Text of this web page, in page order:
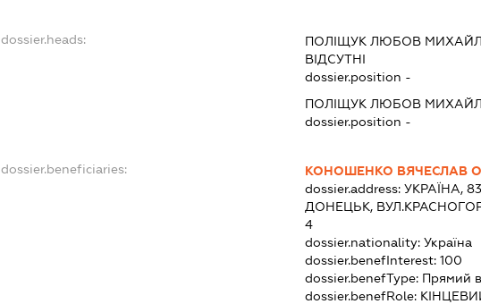
dossier.heads: ПОЛІЩУК ЛЮБОВ
ВІДСУТНІ
dossier.position -
ПОЛІЩУК ЛЮБОВ
dossier.position -
dossier.beneficiaries:
КОНОШЕНКО ВЯЧЕСЛАВ
dossier.address: УКРАЇНА,
ДОНЕЦЬК,
4
dossier.nationality: Україна
dossier.benefInterest: 100
dossier.benefType: Прямий
dossier.benefRole: